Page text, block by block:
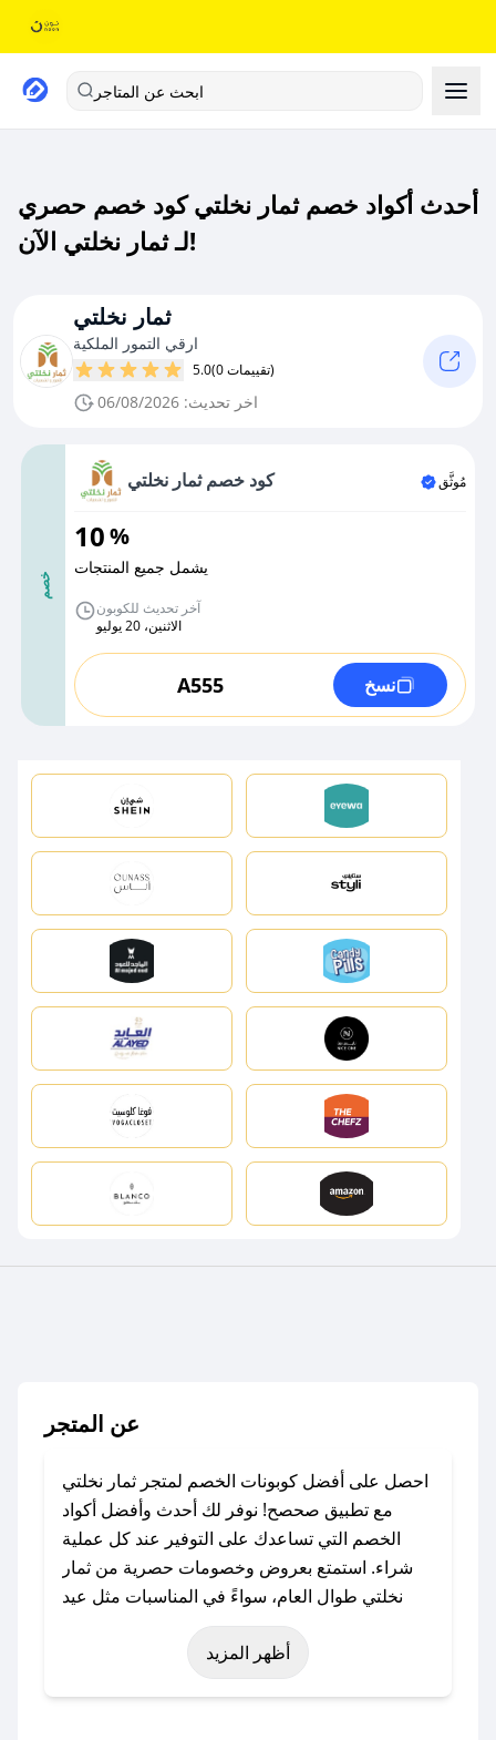
ابحث عن المتاجر
أحدث أكواد خصم ثمار نخلتي كود خصم حصري
لـ ثمار نخلتي الآن!
ثمار نخلتي
ارقي التمور الملكية
5.0 (0 تقييمات)
اخر تحديث: 06/08/2026
خصم
كود خصم ثمار نخلتي مُوثَّق
10%
يشمل جميع المنتجات
آخر تحديث للكوبون
الاثنين، 20 يوليو
A555 نسخ
عن المتجر
احصل على أفضل كوبونات الخصم لمتجر ثمار نخلتي
مع تطبيق صحصح! نوفر لك أحدث وأفضل أكواد
الخصم التي تساعدك على التوفير عند كل عملية
شراء. استمتع بعروض وخصومات حصرية من ثمار
نخلتي طوال العام، سواءً في المناسبات مثل عيد
الفطر، عيد الأضحى، الجمعة البيضاء (شهر نوفمبر)،
رمضان، اليوم الوطني، يوم التأسيس، أو حتى عروض
أظهر المزيد